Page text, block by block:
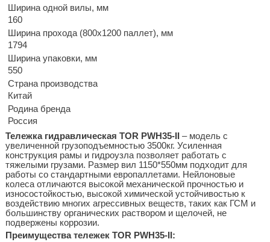
Ширина одной вилы, мм
160
Ширина прохода (800х1200 паллет), мм
1794
Ширина упаковки, мм
550
Страна производства
Китай
Родина бренда
Россия
Тележка гидравлическая TOR PWH35-II
– модель с
увеличенной грузоподъемностью 3500кг. Усиленная
конструкция рамы и гидроузла позволяет работать с
тяжелыми грузами. Размер вил 1150*550мм подходит для
работы со стандартными европаллетами. Нейлоновые
колеса отличаются высокой механической прочностью и
износостойкостью, высокой химической устойчивостью к
воздействию многих агрессивных веществ, таких как ГСМ и
большинству органических раствором и щелочей, не
подвержены коррозии.
Преимущества тележек TOR PWH35-II: